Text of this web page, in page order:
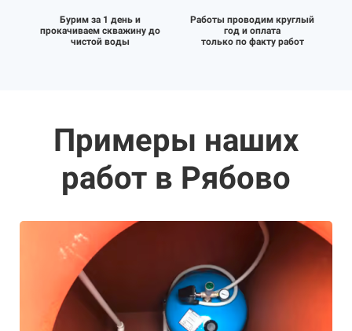
Бурим за 1 день и
прокачиваем скважину до
чистой воды
Работы проводим круглый
год и оплата
только по факту работ
Примеры наших
работ в Рябово